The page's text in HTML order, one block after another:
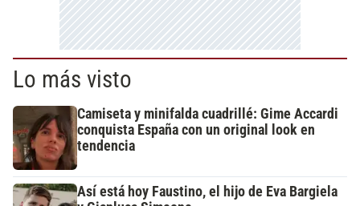
Lo más visto
Camiseta y minifalda cuadrillé: Gime Accardi
conquista España con un original look en
tendencia
Así está hoy Faustino, el hijo de Eva Bargiela